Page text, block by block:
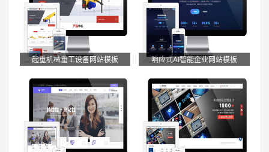
起重机械重工设备网站模板 响应式AI智能企业网站模板